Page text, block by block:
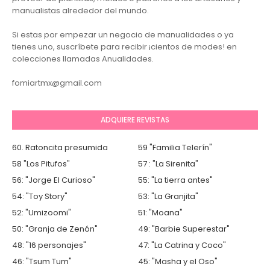
manualistas alrededor del mundo.
Si estas por empezar un negocio de manualidades o ya
tienes uno, suscríbete para recibir ¡cientos de modes! en
colecciones llamadas Anualidades.
fomiartmx@gmail.com
ADQUIERE REVISTAS
60. Ratoncita presumida
59 "Familia Telerín"
58 "Los Pitufos"
57 : "La Sirenita"
56: "Jorge El Curioso"
55: "La tierra antes"
54: "Toy Story"
53: "La Granjita"
52: "Umizoomi"
51: "Moana"
50: "Granja de Zenón"
49: "Barbie Superestar"
48: "16 personajes"
47: "La Catrina y Coco"
46: "Tsum Tum"
45: "Masha y el Oso"